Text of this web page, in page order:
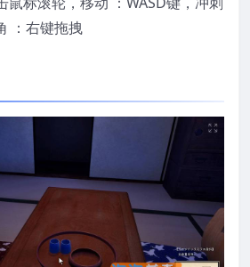
：右键拖拽